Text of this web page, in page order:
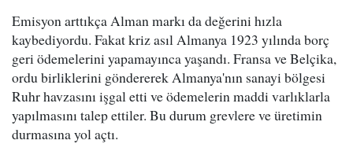
Emisyon arttıkça Alman markı da değerini hızla
kaybediyordu. Fakat kriz asıl Almanya 1923 yılında borç
geri ödemelerini yapamayınca yaşandı. Fransa ve Belçika,
ordu birliklerini göndererek Almanya'nın sanayi bölgesi
Ruhr havzasını işgal etti ve ödemelerin maddi varlıklarla
yapılmasını talep ettiler. Bu durum grevlere ve üretimin
durmasına yol açtı.